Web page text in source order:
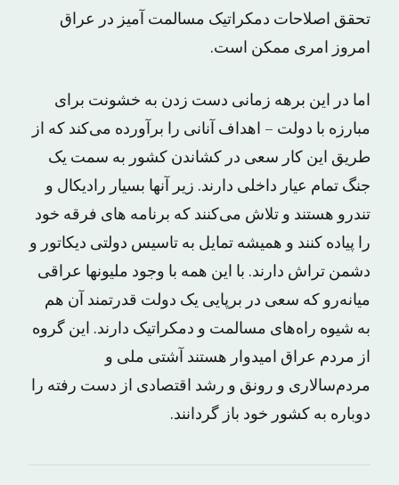
تحقق اصلاحات دمکراتیک مسالمت آمیز در عراق
امروز امری ممکن است.
اما در این برهه زمانی دست زدن به خشونت برای
مبارزه با دولت – اهداف آنانی را برآورده می‌کند که از
طریق این کار سعی در کشاندن کشور به سمت یک
جنگ تمام عیار داخلی دارند. زیر آنها بسیار رادیکال و
تندرو هستند و تلاش می‌کنند که برنامه های فرقه خود
را پیاده کنند و همیشه تمایل به تاسیس دولتی دیکاتور و
دشمن تراش دارند. با این همه با وجود ملیونها عراقی
میانه‌رو که سعی در برپایی یک دولت قدرتمند آن‌ هم
به شیوه راه‌های مسالمت و دمکراتیک دارند. این گروه
از مردم عراق امیدوار هستند آشتی ملی و
مردم‌سالاری و رونق و رشد اقتصادی از دست رفته را
دوباره به کشور خود باز گردانند.